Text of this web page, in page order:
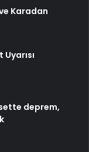
Karadan
deprem,